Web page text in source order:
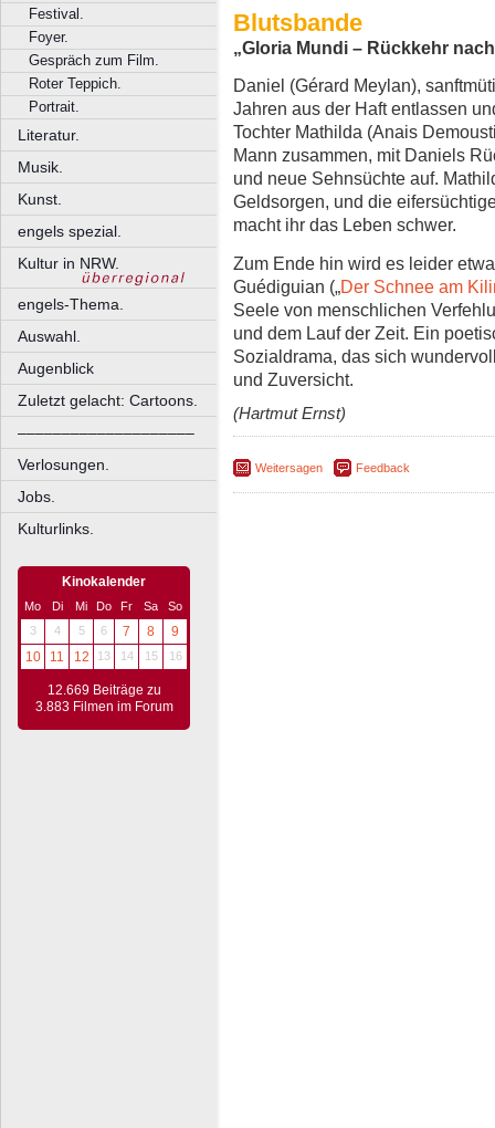
Festival.
Foyer.
Gespräch zum Film.
Roter Teppich.
Portrait.
Literatur.
Musik.
Kunst.
engels spezial.
Kultur in NRW.
engels-Thema.
Auswahl.
Augenblick
Zuletzt gelacht: Cartoons.
––––––––––––––––––––
Verlosungen.
Jobs.
Kulturlinks.
Kinokalender
Mo Di Mi Do Fr Sa
So
3
4 5 6 7 8
9
10
11 12 13 14 15 16
12.669 Beiträge zu
3.883 Filmen im Forum
Blutsbande
„Gloria Mundi – Rückkehr
Daniel (Gérard Meylan),
Jahren aus der Haft entlassen
Tochter Mathilda (Anais
Mann zusammen, mit Daniels
und neue Sehnsüchte auf.
Geldsorgen, und die
macht ihr das Leben schwer.
Zum Ende hin wird es leider
Guédiguian („Der Schnee am
Seele von menschlichen
und dem Lauf der Zeit. Ein
Sozialdrama, das sich
und Zuversicht.
(Hartmut Ernst)
Weitersagen Feedback